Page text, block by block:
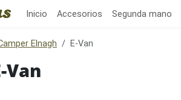
Inicio Accesorios Segunda mano
Elnagh E-Van
Van